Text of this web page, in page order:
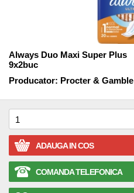
Always Duo Maxi Super Plus
9x2buc
Producator: Procter & Gamble
ADAUGA IN COS
COMANDA TELEFONICA